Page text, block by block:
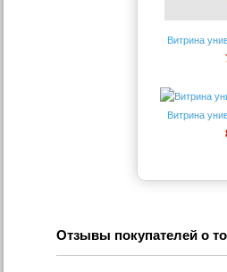
Витрина
Витрина
Отзывы покупателей о